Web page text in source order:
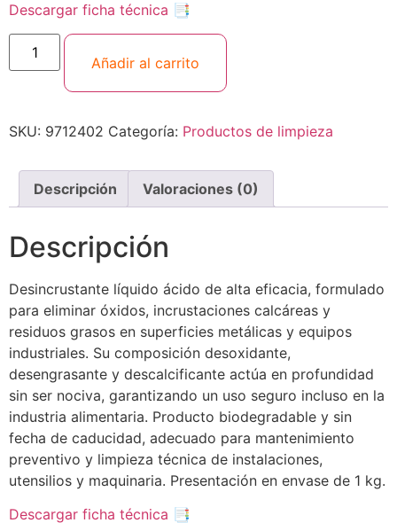
Descargar ficha técnica 📑
Añadir al carrito
SKU: 9712402 Categoría: Productos de limpieza
Descripción Valoraciones (0)
Descripción
Desincrustante líquido ácido de alta eficacia, formulado
para eliminar óxidos, incrustaciones calcáreas y
residuos grasos en superficies metálicas y equipos
industriales. Su composición desoxidante,
desengrasante y descalcificante actúa en profundidad
sin ser nociva, garantizando un uso seguro incluso en la
industria alimentaria. Producto biodegradable y sin
fecha de caducidad, adecuado para mantenimiento
preventivo y limpieza técnica de instalaciones,
utensilios y maquinaria. Presentación en envase de 1 kg.
Descargar ficha técnica 📑